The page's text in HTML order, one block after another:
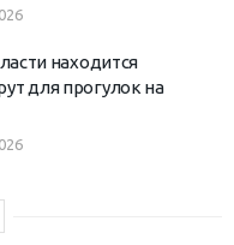
находится
для прогулок на